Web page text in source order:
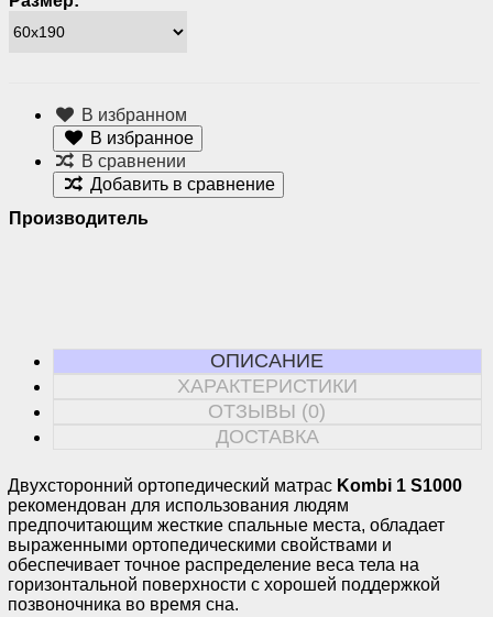
В избранном
В избранное
В сравнении
Добавить в сравнение
Производитель
ОПИСАНИЕ
ХАРАКТЕРИСТИКИ
ОТЗЫВЫ (0)
ДОСТАВКА
Двухсторонний ортопедический матрас Kombi 1 S1000
рекомендован для использования людям
предпочитающим жесткие спальные места, обладает
выраженными ортопедическими свойствами и
обеспечивает точное распределение веса тела на
горизонтальной поверхности с хорошей поддержкой
позвоночника во время сна.